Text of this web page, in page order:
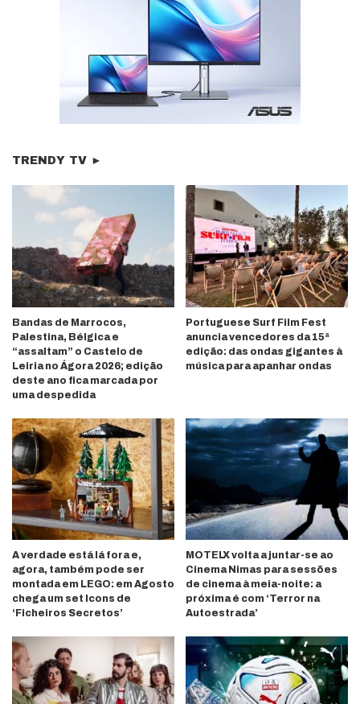
TRENDY TV ►
Bandas de Marrocos,
Palestina, Bélgica e
“assaltam” o Castelo de
Leiria no Ágora 2026; edição
deste ano fica marcada por
uma despedida
Portuguese Surf Film Fest
anuncia vencedores da 15ª
edição: das ondas gigantes à
música para apanhar ondas
A verdade está lá fora e,
agora, também pode ser
montada em LEGO: em Agosto
chega um set Icons de
‘Ficheiros Secretos’
MOTELX volta a juntar-se ao
Cinema Nimas para sessões
de cinema à meia-noite: a
próxima é com ‘Terror na
Autoestrada’